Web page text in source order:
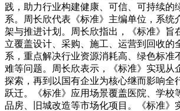
践，助力行业构建健康、可信、可持续的
系。周长欣代表《标准》主编单位，系统
架与推进计划。周长欣指出，《标准》旨
立覆盖设计、采购、施工、运营到回收的
系，重点解决行业资源消耗高、绿色标准
难等问题。周长欣表示，《标准》实现从
探索，再到以国有企业为核心继而影响全
跃迁。《标准》应用场景覆盖医院、学校
品房、旧城改造等市场化项目。《标准》